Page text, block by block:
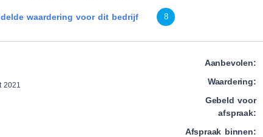
waardering voor dit bedrijf 8
2021
Aanbevolen:
Waardering:
Gebeld voor
afspraak:
Afspraak binnen: